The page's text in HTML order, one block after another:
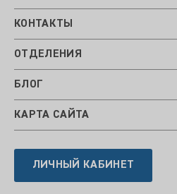
КОНТАКТЫ
ОТДЕЛЕНИЯ
БЛОГ
КАРТА САЙТА
ЛИЧНЫЙ КАБИНЕТ